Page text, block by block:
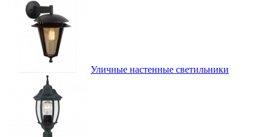
Уличные настенные светильники